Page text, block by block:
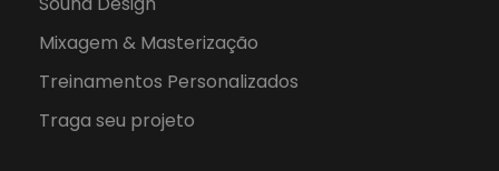
Mixagem & Masterização
Treinamentos Personalizados
Traga seu projeto